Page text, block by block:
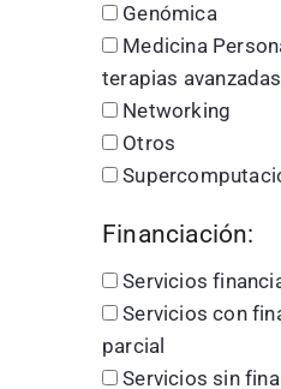
Genómica
Medicina
terapias avanzadas
Networking
Otros
Financiación:
Servicios
Servicios con
parcial
Servicios sin